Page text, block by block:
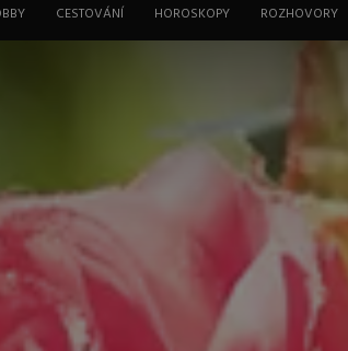
CESTOVÁNÍ HOROSKOPY ROZHOVORY